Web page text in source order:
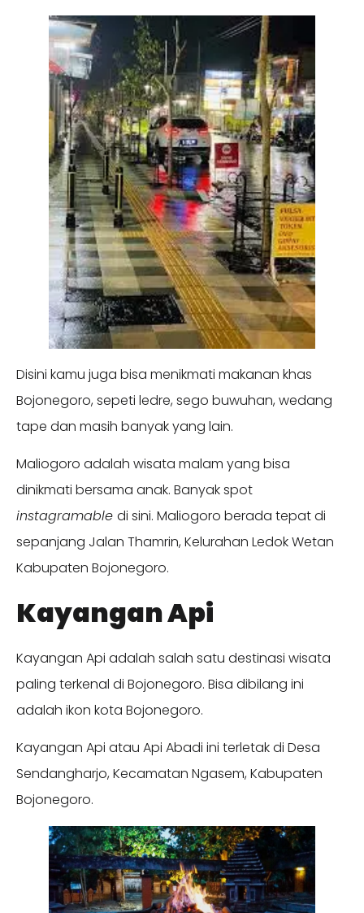
Disini kamu juga bisa menikmati makanan khas
Bojonegoro, sepeti ledre, sego buwuhan, wedang
tape dan masih banyak yang lain.
Maliogoro adalah wisata malam yang bisa
dinikmati bersama anak. Banyak spot
instagramable di sini. Maliogoro berada tepat di
sepanjang Jalan Thamrin, Kelurahan Ledok Wetan
Kabupaten Bojonegoro.
Kayangan Api
Kayangan Api adalah salah satu destinasi wisata
paling terkenal di Bojonegoro. Bisa dibilang ini
adalah ikon kota Bojonegoro.
Kayangan Api atau Api Abadi ini terletak di Desa
Sendangharjo, Kecamatan Ngasem, Kabupaten
Bojonegoro.